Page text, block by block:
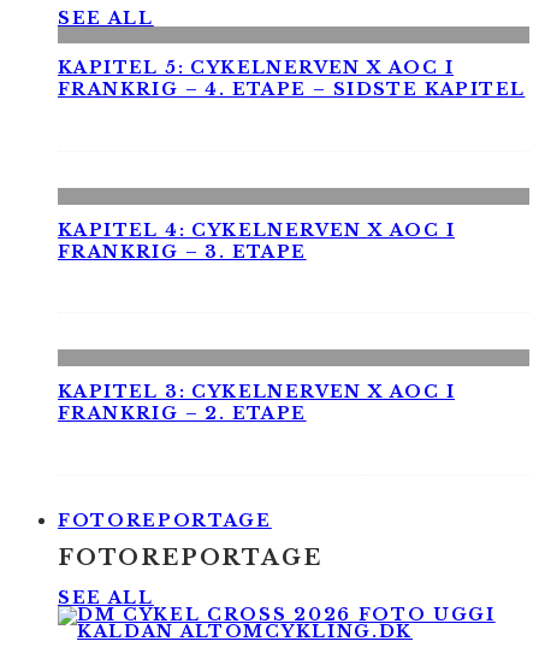
SEE ALL
KAPITEL 5: CYKELNERVEN X AOC I
FRANKRIG – 4. ETAPE – SIDSTE KAPITEL
KAPITEL 4: CYKELNERVEN X AOC I
FRANKRIG – 3. ETAPE
KAPITEL 3: CYKELNERVEN X AOC I
FRANKRIG – 2. ETAPE
FOTOREPORTAGE
FOTOREPORTAGE
SEE ALL